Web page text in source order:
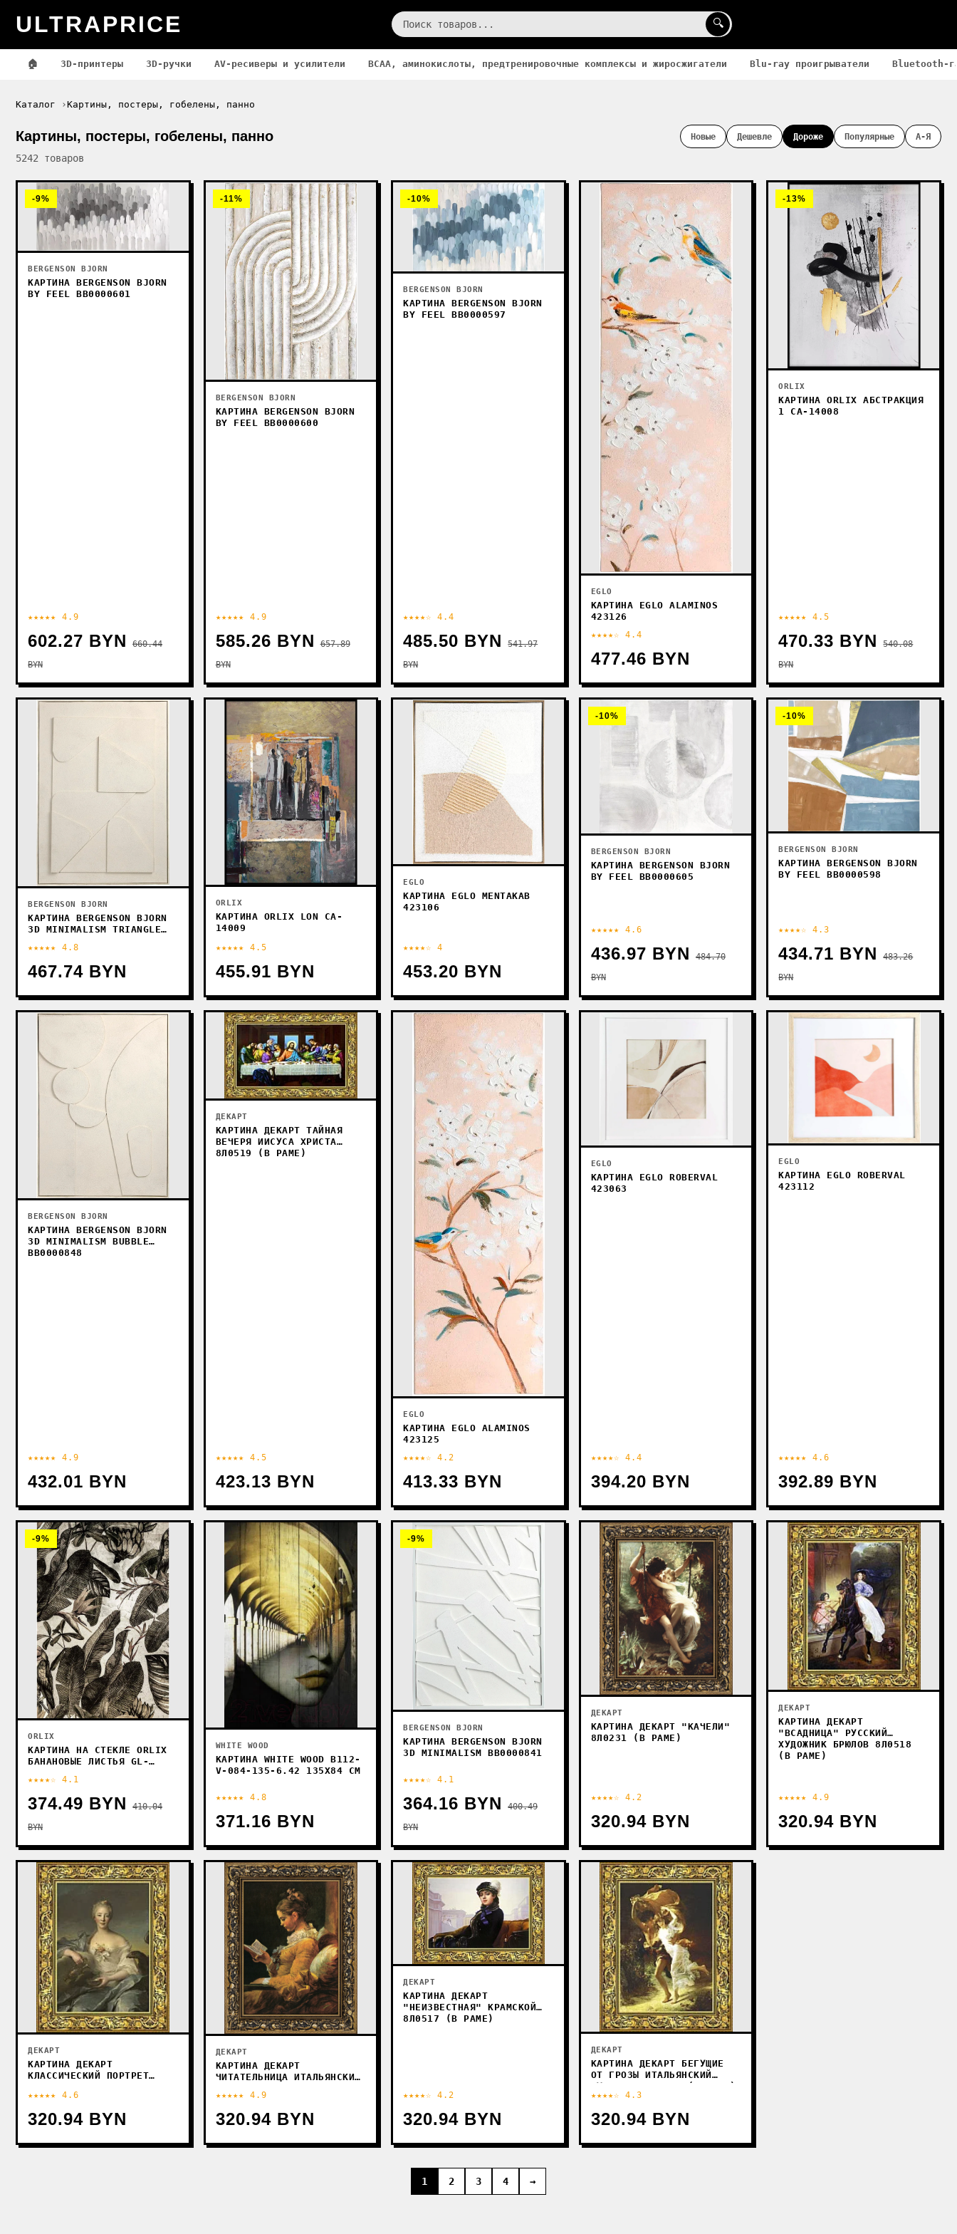
ULTRAPRICE 🔍
🏠 3D-принтеры 3D-ручки AV-ресиверы и усилители BCAA, аминокислоты, предтренировочные комплексы и жиросжигатели Blu-ray проигрыватели Bluetooth-
Каталог Картины, постеры, гобелены, панно
Картины, постеры, гобелены, панно
5242 товаров
Новые Дешевле Дороже Популярные А-Я
-9%
BERGENSON BJORN
КАРТИНА BERGENSON BJORN
BY FEEL BB0000601
★★★★★ 4.9
602.27 BYN
660.44
BYN
-11%
BERGENSON BJORN
КАРТИНА BERGENSON BJORN
BY FEEL BB0000600
★★★★★ 4.9
585.26 BYN
657.89
BYN
-10%
BERGENSON BJORN
КАРТИНА BERGENSON BJORN
BY FEEL BB0000597
★★★★☆ 4.4
485.50 BYN
541.97
BYN
EGLO
КАРТИНА EGLO ALAMINOS
423126
★★★★☆ 4.4
477.46 BYN
-13%
ORLIX
КАРТИНА ORLIX АБСТРАКЦИЯ
1 CA-14008
★★★★★ 4.5
470.33 BYN
540.08
BYN
BERGENSON BJORN
КАРТИНА BERGENSON BJORN
3D MINIMALISM TRIANGLE
★★★★★ 4.8
467.74 BYN
ORLIX
КАРТИНА ORLIX LON CA-
14009
★★★★★ 4.5
455.91 BYN
EGLO
КАРТИНА EGLO MENTAKAB
423106
★★★★☆ 4
453.20 BYN
-10%
BERGENSON BJORN
КАРТИНА BERGENSON BJORN
BY FEEL BB0000605
★★★★★ 4.6
436.97 BYN
484.70
BYN
-10%
BERGENSON BJORN
КАРТИНА BERGENSON BJORN
BY FEEL BB0000598
★★★★☆ 4.3
434.71 BYN
483.26
BYN
BERGENSON BJORN
КАРТИНА BERGENSON BJORN
3D MINIMALISM BUBBLE
BB0000848
★★★★★ 4.9
432.01 BYN
ДЕКАРТ
КАРТИНА ДЕКАРТ ТАЙНАЯ
ВЕЧЕРЯ ИИСУСА ХРИСТА
8Л0519 (В РАМЕ)
★★★★★ 4.5
423.13 BYN
EGLO
КАРТИНА EGLO ALAMINOS
423125
★★★★☆ 4.2
413.33 BYN
EGLO
КАРТИНА EGLO ROBERVAL
423063
★★★★☆ 4.4
394.20 BYN
EGLO
КАРТИНА EGLO ROBERVAL
423112
★★★★★ 4.6
392.89 BYN
-9%
ORLIX
КАРТИНА НА СТЕКЛЕ ORLIX
БАНАНОВЫЕ ЛИСТЬЯ GL-
★★★★☆ 4.1
374.49 BYN
410.04
BYN
WHITE WOOD
КАРТИНА WHITE WOOD B112-
V-084-135-6.42 135X84 СМ
★★★★★ 4.8
371.16 BYN
-9%
BERGENSON BJORN
КАРТИНА BERGENSON BJORN
3D MINIMALISM BB0000841
★★★★☆ 4.1
364.16 BYN
400.49
BYN
ДЕКАРТ
КАРТИНА ДЕКАРТ "КАЧЕЛИ"
8Л0231 (В РАМЕ)
★★★★☆ 4.2
320.94 BYN
ДЕКАРТ
КАРТИНА ДЕКАРТ
"ВСАДНИЦА" РУССКИЙ
ХУДОЖНИК БРЮЛОВ 8Л0518
(В РАМЕ)
★★★★★ 4.9
320.94 BYN
ДЕКАРТ
КАРТИНА ДЕКАРТ
КЛАССИЧЕСКИЙ ПОРТРЕТ
(В РАМЕ)
★★★★★ 4.6
320.94 BYN
ДЕКАРТ
КАРТИНА ДЕКАРТ
ЧИТАТЕЛЬНИЦА ИТАЛЬЯНСКИЙ
★★★★★ 4.9
320.94 BYN
ДЕКАРТ
КАРТИНА ДЕКАРТ
"НЕИЗВЕСТНАЯ" КРАМСКОЙ
8Л0517 (В РАМЕ)
★★★★☆ 4.2
320.94 BYN
ДЕКАРТ
КАРТИНА ДЕКАРТ БЕГУЩИЕ
ОТ ГРОЗЫ ИТАЛЬЯНСКИЙ
ХУДОЖНИК 8Л0229 (В РАМЕ)
★★★★☆ 4.3
320.94 BYN
1 2 3 4 →